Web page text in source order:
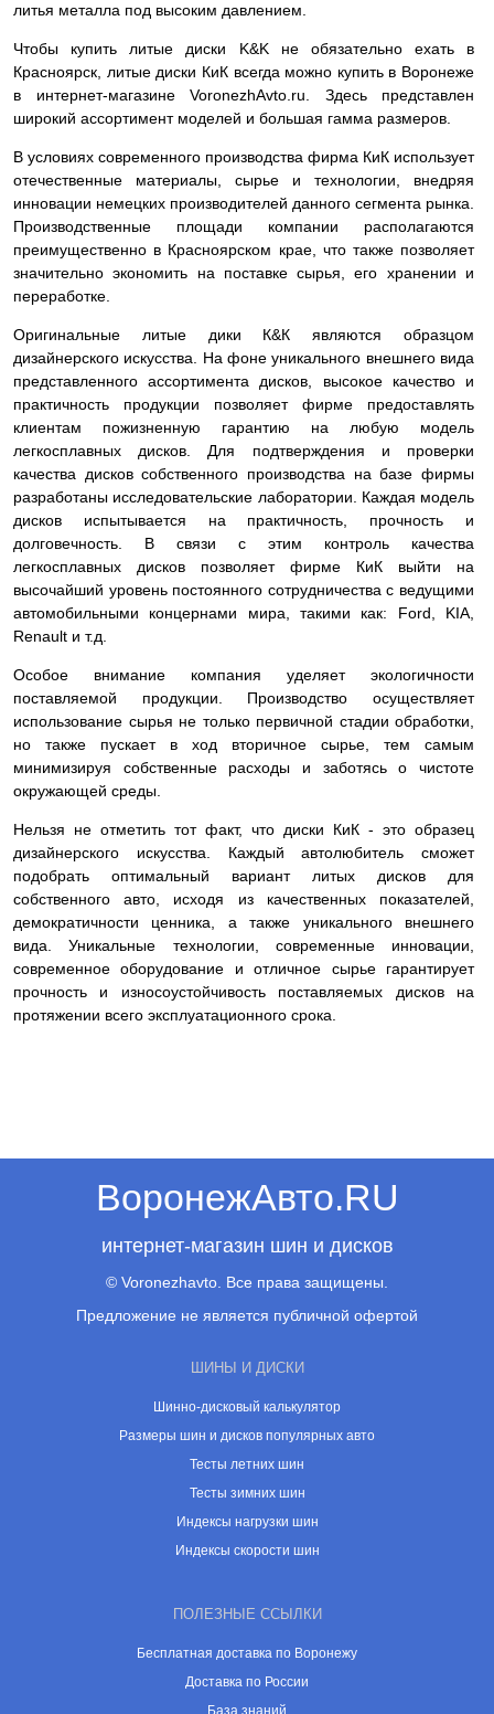
литья металла под высоким давлением.
Чтобы купить литые диски K&K не обязательно ехать в
Красноярск, литые диски КиК всегда можно купить в Воронеже
в интернет-магазине VoronezhAvto.ru. Здесь представлен
широкий ассортимент моделей и большая гамма размеров.
В условиях современного производства фирма КиК использует
отечественные материалы, сырье и технологии, внедряя
инновации немецких производителей данного сегмента рынка.
Производственные площади компании располагаются
преимущественно в Красноярском крае, что также позволяет
значительно экономить на поставке сырья, его хранении и
переработке.
Оригинальные литые дики К&К являются образцом
дизайнерского искусства. На фоне уникального внешнего вида
представленного ассортимента дисков, высокое качество и
практичность продукции позволяет фирме предоставлять
клиентам пожизненную гарантию на любую модель
легкосплавных дисков. Для подтверждения и проверки
качества дисков собственного производства на базе фирмы
разработаны исследовательские лаборатории. Каждая модель
дисков испытывается на практичность, прочность и
долговечность. В связи с этим контроль качества
легкосплавных дисков позволяет фирме КиК выйти на
высочайший уровень постоянного сотрудничества с ведущими
автомобильными концернами мира, такими как: Ford, KIA,
Renault и т.д.
Особое внимание компания уделяет экологичности
поставляемой продукции. Производство осуществляет
использование сырья не только первичной стадии обработки,
но также пускает в ход вторичное сырье, тем самым
минимизируя собственные расходы и заботясь о чистоте
окружающей среды.
Нельзя не отметить тот факт, что диски КиК - это образец
дизайнерского искусства. Каждый автолюбитель сможет
подобрать оптимальный вариант литых дисков для
собственного авто, исходя из качественных показателей,
демократичности ценника, а также уникального внешнего
вида. Уникальные технологии, современные инновации,
современное оборудование и отличное сырье гарантирует
прочность и износоустойчивость поставляемых дисков на
протяжении всего эксплуатационного срока.
ВоронежАвто.RU
интернет-магазин шин и дисков
© Voronezhavto. Все права защищены.
Предложение не является публичной офертой
ШИНЫ И ДИСКИ
Шинно-дисковый калькулятор
Размеры шин и дисков популярных авто
Тесты летних шин
Тесты зимних шин
Индексы нагрузки шин
Индексы скорости шин
ПОЛЕЗНЫЕ ССЫЛКИ
Бесплатная доставка по Воронежу
Доставка по России
База знаний